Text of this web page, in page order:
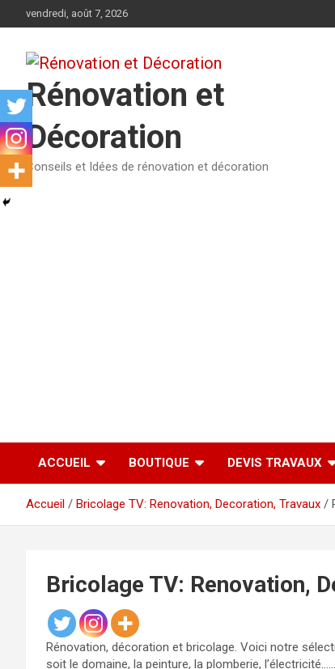
au
vendredi, août 7, 2026
Rénovation et
Décoration
Conseils et Idées de rénovation et décoration
ACCUEIL BOUTIQUE DEVIS TRAVAUX
Accueil Bricolage TV: Renovation, Decoration, Travaux
Bricolage TV: Renovation,
Rénovation, décoration et bricolage. Voici notre
soit le domaine, la peinture, la plomberie, l’électricité……